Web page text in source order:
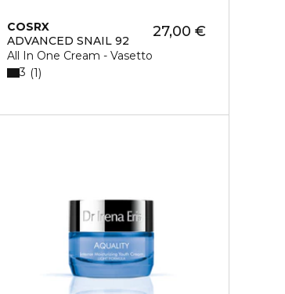
COSRX
ADVANCED SNAIL 92
All In One Cream - Vasetto
27,00 €
3 1